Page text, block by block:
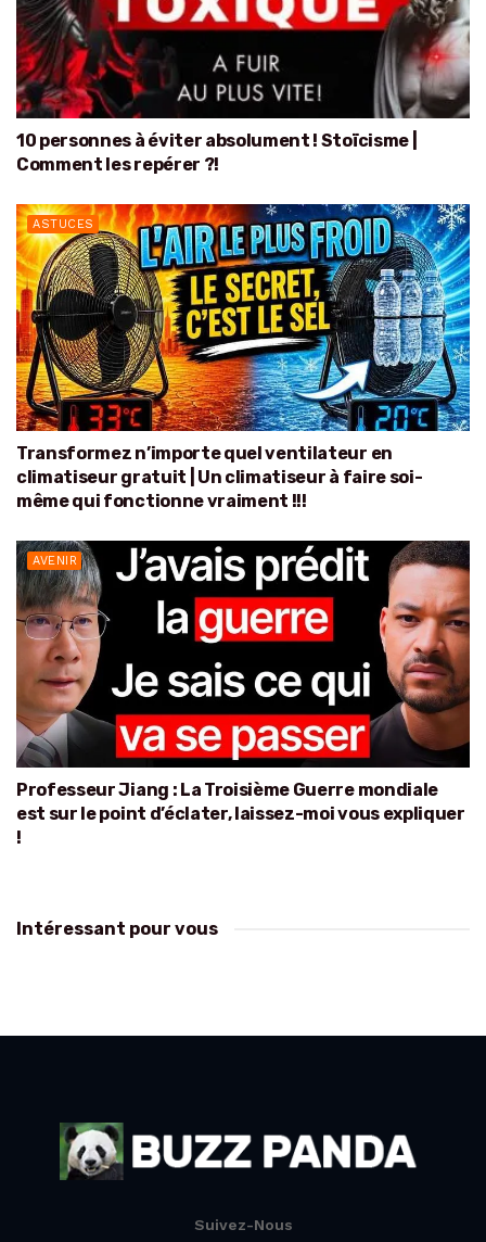
10 personnes à éviter absolument ! Stoïcisme |
Comment les repérer ?!
ASTUCES
Transformez n’importe quel ventilateur en
climatiseur gratuit | Un climatiseur à faire soi-
même qui fonctionne vraiment !!!
AVENIR
Professeur Jiang : La Troisième Guerre mondiale
est sur le point d’éclater, laissez-moi vous expliquer
!
Intéressant pour vous
Suivez-Nous